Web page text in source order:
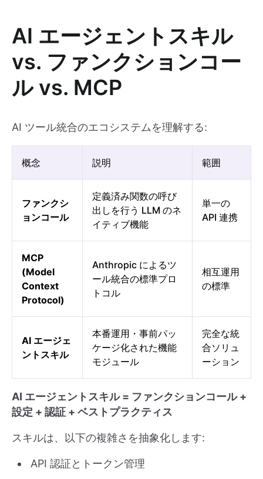
AI エージェントスキル
vs. ファンクションコー
ル vs. MCP
AI ツール統合のエコシステムを理解する:
概念 説明 範囲
ファンクシ
ョンコール
定義済み関数の呼び
出しを行う LLM のネ
イティブ機能
単一の
API 連携
MCP
(Model
Context
Protocol)
Anthropic によるツ
ール統合の標準プロ
トコル
相互運用
の標準
AI エージェ
ントスキル
本番運用・事前パッ
ケージ化された機能
モジュール
完全な統
合ソリュ
ーション
AI エージェントスキル = ファンクションコール +
設定 + 認証 + ベストプラクティス
スキルは、以下の複雑さを抽象化します:
API 認証とトークン管理